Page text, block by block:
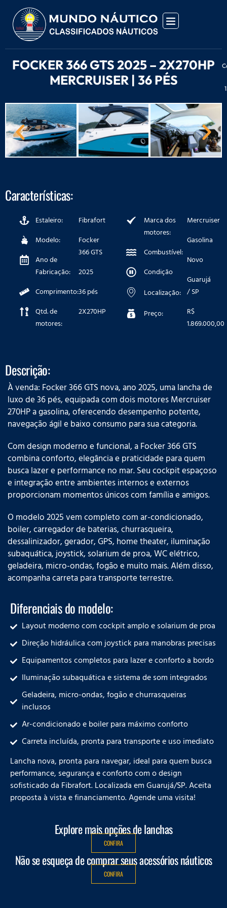
FOCKER 366 GTS 2025 – 2X270HP
MERCRUISER | 36 PÉS
Características:
Estaleiro:
Modelo:
Ano de
Fabricação:
Comprimento:
Qtd. de
motores:
Fibrafort
Focker
366 GTS
2025
36 pés
2X270HP
Marca dos
motores:
Combustível:
Condição
Localização:
Preço:
Mercruiser
Gasolina
Novo
Guarujá
/ SP
R$
1.869.000,00
Descrição:
À venda: Focker 366 GTS nova, ano 2025, uma lancha de
luxo de 36 pés, equipada com dois motores Mercruiser
270HP a gasolina, oferecendo desempenho potente,
navegação ágil e baixo consumo para sua categoria.
Com design moderno e funcional, a Focker 366 GTS
combina conforto, elegância e praticidade para quem
busca lazer e performance no mar. Seu cockpit espaçoso
e integração entre ambientes internos e externos
proporcionam momentos únicos com família e amigos.
O modelo 2025 vem completo com ar-condicionado,
boiler, carregador de baterias, churrasqueira,
dessalinizador, gerador, GPS, home theater, iluminação
subaquática, joystick, solarium de proa, WC elétrico,
geladeira, micro-ondas, fogão e muito mais. Além disso,
acompanha carreta para transporte terrestre.
Diferenciais do modelo:
Layout moderno com cockpit amplo e solarium de proa
Direção hidráulica com joystick para manobras precisas
Equipamentos completos para lazer e conforto a bordo
Iluminação subaquática e sistema de som integrados
Geladeira, micro-ondas, fogão e churrasqueiras
inclusos
Ar-condicionado e boiler para máximo conforto
Carreta incluída, pronta para transporte e uso imediato
Lancha nova, pronta para navegar, ideal para quem busca
performance, segurança e conforto com o design
sofisticado da Fibrafort. Localizada em Guarujá/SP. Aceita
proposta à vista e financiamento. Agende uma visita!
Explore mais opções de lanchas
CONFIRA
Não se esqueça de comprar seus acessórios náuticos
CONFIRA